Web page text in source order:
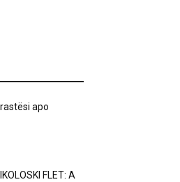
apo
FLET: A